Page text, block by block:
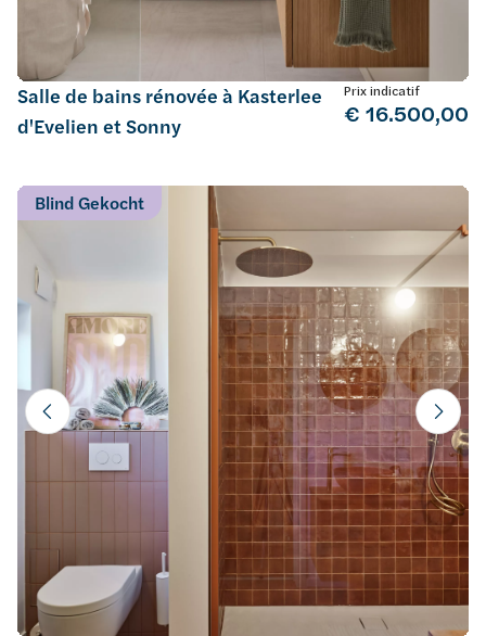
Salle de bains rénovée à Kasterlee
d'Evelien et Sonny
Prix indicatif
€ 16.500,00
Blind Gekocht